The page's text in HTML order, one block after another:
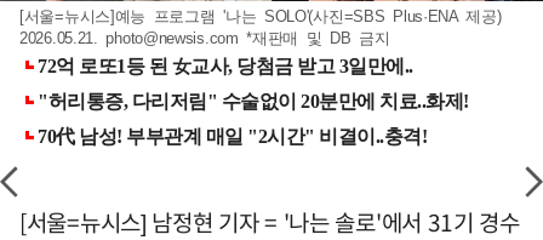
[서울=뉴시스]예능 프로그램 '나는 SOLO'(사진=SBS Plus·ENA 제공)
2026.05.21.photo@newsis.com *재판매 및 DB 금지
[서울=뉴시스] 남정현 기자 = '나는 솔로'에서 31기 경수